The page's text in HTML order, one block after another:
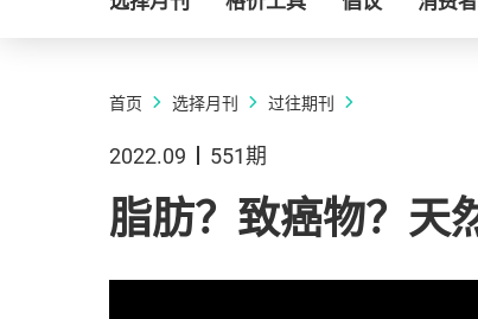
首页 选择月刊 过往期刊
2022.09 551期
脂肪？致癌物？天